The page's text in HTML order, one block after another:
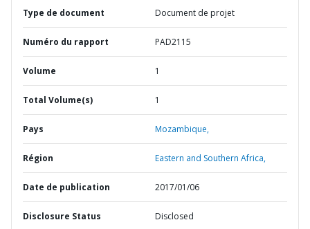
Type de document Document de projet
Numéro du rapport PAD2115
Volume 1
Total Volume(s) 1
Pays Mozambique,
Région Eastern and Southern Africa,
Date de publication 2017/01/06
Disclosure Status Disclosed